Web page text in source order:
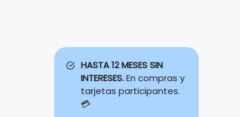
HASTA 12 MESES SIN
INTERESES.En compras y
tarjetas participantes.
💳